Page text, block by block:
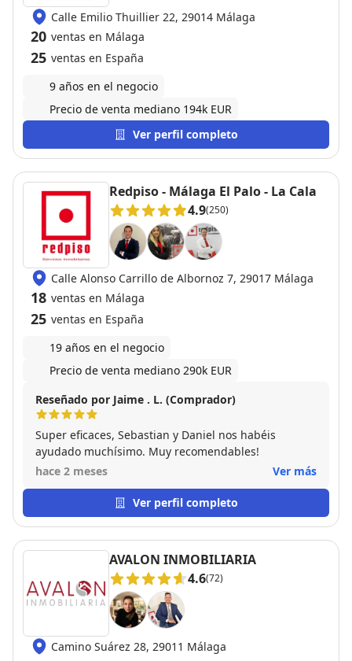
Calle Emilio Thuillier 22, 29014 Málaga
20 ventas en Málaga
25 ventas en España
9 años en el negocio
Precio de venta mediano 194k EUR
Ver perfil completo
Redpiso - Málaga El Palo - La Cala
4.9(250)
Calle Alonso Carrillo de Albornoz 7, 29017 Málaga
18 ventas en Málaga
25 ventas en España
19 años en el negocio
Precio de venta mediano 290k EUR
Reseñado por Jaime . L. (Comprador)
Super eficaces, Sebastian y Daniel nos habéis
ayudado muchísimo. Muy recomendables!
hace 2 meses
Ver más
Ver perfil completo
AVALON INMOBILIARIA
4.6(72)
Camino Suárez 28, 29011 Málaga